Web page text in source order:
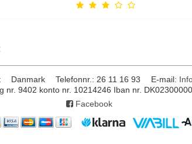
Danmark Telefonnr.: 26 11 16 93 E-mail:
nr. 9402 konto nr. 10214246 Iban nr.
Facebook